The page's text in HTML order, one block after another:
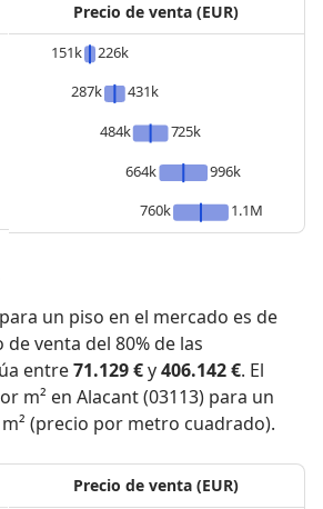
Precio de venta (EUR)
151k
226k
287k
431k
484k
725k
664k
996k
760k
1.1M
un piso en el mercado es de
de venta del 80% de las
entre71.129 €y406.142 €. El
m² en Alacant (03113) para un
(precio por metro cuadrado).
Precio de venta (EUR)